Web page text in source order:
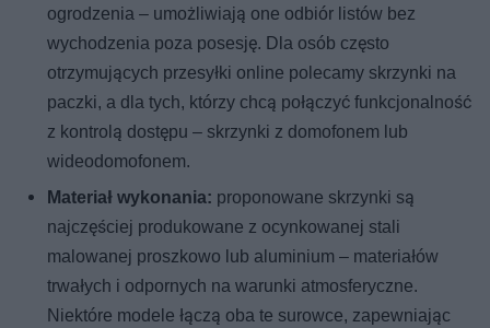
ogrodzenia – umożliwiają one odbiór listów bez
wychodzenia poza posesję. Dla osób często
otrzymujących przesyłki online polecamy skrzynki na
paczki, a dla tych, którzy chcą połączyć funkcjonalność
z kontrolą dostępu – skrzynki z domofonem lub
wideodomofonem.
Materiał wykonania: proponowane skrzynki są
najczęściej produkowane z ocynkowanej stali
malowanej proszkowo lub aluminium – materiałów
trwałych i odpornych na warunki atmosferyczne.
Niektóre modele łączą oba te surowce, zapewniając